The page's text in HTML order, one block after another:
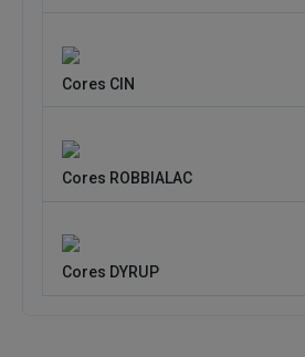
Cores CIN
Cores ROBBIALAC
Cores DYRUP